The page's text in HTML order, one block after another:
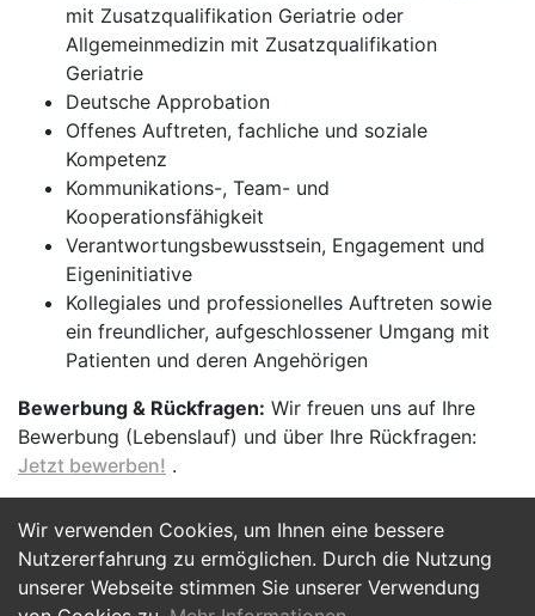
Wir verwenden Cookies, um Ihnen eine bessere
Nutzererfahrung zu ermöglichen. Durch die Nutzung
unserer Webseite stimmen Sie unserer Verwendung
mit Zusatzqualifikation Geriatrie oder
Allgemeinmedizin mit Zusatzqualifikation
Geriatrie
Deutsche Approbation
Offenes Auftreten, fachliche und soziale
Kompetenz
Kommunikations-, Team- und
Kooperationsfähigkeit
Verantwortungsbewusstsein, Engagement und
Eigeninitiative
Kollegiales und professionelles Auftreten sowie
ein freundlicher, aufgeschlossener Umgang mit
Patienten und deren Angehörigen
Bewerbung & Rückfragen: Wir freuen uns auf Ihre
Bewerbung (Lebenslauf) und über Ihre Rückfragen:
Jetzt bewerben! .
Jetzt Bewerben